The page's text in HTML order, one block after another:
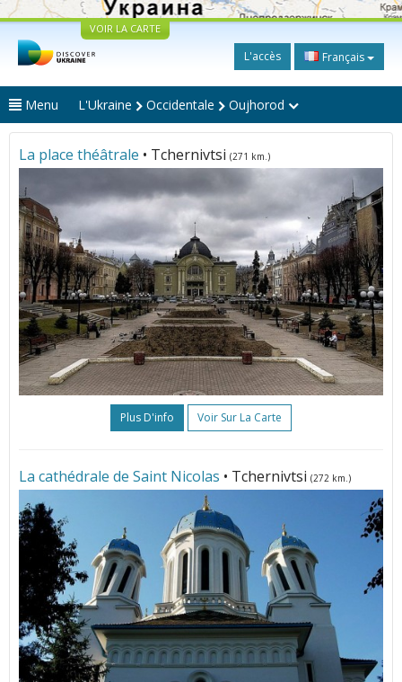
VOIR LA CARTE
L'accès Français
Menu L'Ukraine Occidentale Oujhorod
La place théâtrale • Tchernivtsi (271 km.)
Plus D'info Voir Sur La Carte
La cathédrale de Saint Nicolas • Tchernivtsi (272 km.)